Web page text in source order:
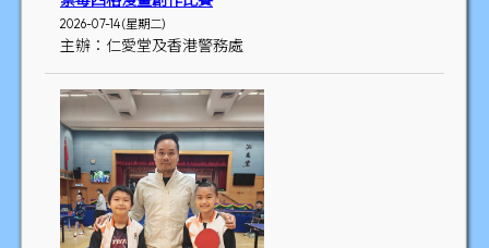
2026-07-14 (星期二)
主辦：仁愛堂及香港警務處